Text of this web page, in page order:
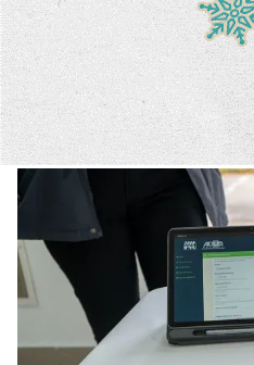
instituciones resulta
funcionamiento de la
lunes 08 de junio de 2026
Por Secretaría de